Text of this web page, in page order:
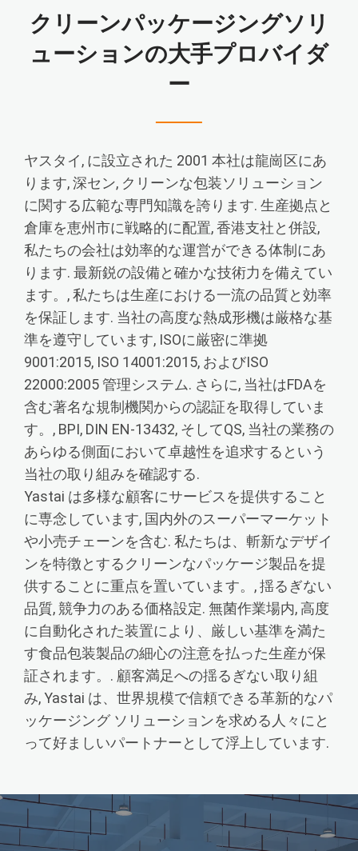
クリーンパッケージングソリ
ューションの大手プロバイダ
ー
ヤスタイ, に設立された 2001 本社は龍崗区にあ
ります, 深セン, クリーンな包装ソリューション
に関する広範な専門知識を誇ります. 生産拠点と
倉庫を恵州市に戦略的に配置, 香港支社と併設,
私たちの会社は効率的な運営ができる体制にあ
ります. 最新鋭の設備と確かな技術力を備えてい
ます。, 私たちは生産における一流の品質と効率
を保証します. 当社の高度な熱成形機は厳格な基
準を遵守しています, ISOに厳密に準拠
9001:2015, ISO 14001:2015, およびISO
22000:2005 管理システム. さらに, 当社はFDAを
含む著名な規制機関からの認証を取得していま
す。, BPI, DIN EN-13432, そしてQS, 当社の業務の
あらゆる側面において卓越性を追求するという
当社の取り組みを確認する.
Yastai は多様な顧客にサービスを提供すること
に専念しています, 国内外のスーパーマーケット
や小売チェーンを含む. 私たちは、斬新なデザイ
ンを特徴とするクリーンなパッケージ製品を提
供することに重点を置いています。, 揺るぎない
品質, 競争力のある価格設定. 無菌作業場内, 高度
に自動化された装置により、厳しい基準を満た
す食品包装製品の細心の注意を払った生産が保
証されます。. 顧客満足への揺るぎない取り組
み, Yastai は、世界規模で信頼できる革新的なパ
ッケージング ソリューションを求める人々にと
って好ましいパートナーとして浮上しています.